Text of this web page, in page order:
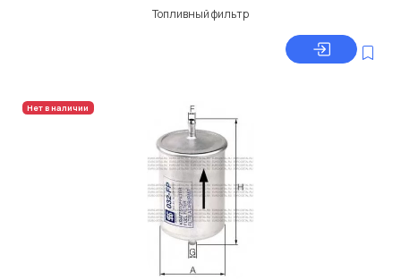
Топливный фильтр
Нет в наличии